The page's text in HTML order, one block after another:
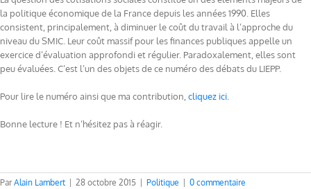
la politique économique de la France depuis les années 1990. Elles
consistent, principalement, à diminuer le coût du travail à l’approche du
niveau du SMIC. Leur coût massif pour les finances publiques appelle un
exercice d’évaluation approfondi et régulier. Paradoxalement, elles sont
peu évaluées. C’est l’un des objets de ce numéro des débats du LIEPP.
Pour lire le numéro ainsi que ma contribution, cliquez ici
Bonne lecture ! Et n’hésitez pas à réagir.
ParAlain Lambert 28 octobre 2015 Politique 0 commentaire